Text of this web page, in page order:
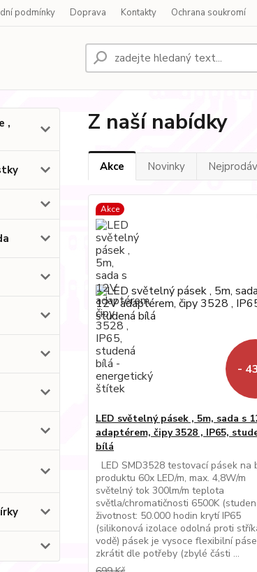
podmínky Doprava Kontakty Ochrana soukromí
,
Z naší nabídky
Akce Novinky
Akce
-
LED světelný pásek , 5m, sada s
adaptérem, čipy 3528 , IP65,
bílá
LED SMD3528 testovací pásek na
produktu 60x LED/m, max. 4,8W/m
světelný tok 300lm/m teplota
světla/chromatičnosti 6500K
životnost: 50.000 hodin krytí IP65
(silikonová izolace odolná proti
vodě) pásek je vysoce flexibilní
zkrátit dle potřeby (zbylé části ...